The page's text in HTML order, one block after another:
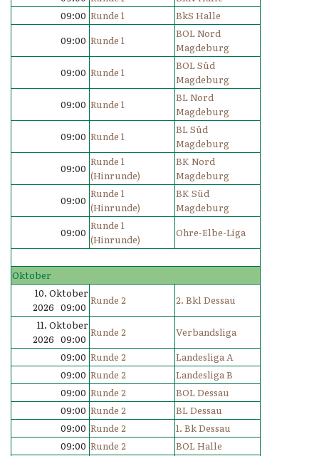
09:00 Runde 1
BkS Halle
09:00 Runde 1
BOL Nord
Magdeburg
09:00 Runde 1
BOL Süd
Magdeburg
09:00 Runde 1
BL Nord
Magdeburg
09:00 Runde 1
BL Süd
Magdeburg
09:00
Runde 1
(Hinrunde)
BK Nord
Magdeburg
09:00
Runde 1
(Hinrunde)
BK Süd
Magdeburg
09:00
Runde 1
(Hinrunde)
Ohre-Elbe-Liga
Oktober
10. Oktober
2026 09:00
Runde 2
2. Bkl Dessau
11. Oktober
2026 09:00
Runde 2
Verbandsliga
09:00 Runde 2
Landesliga A
09:00 Runde 2
Landesliga B
09:00 Runde 2
BOL Dessau
09:00 Runde 2
BL Dessau
09:00 Runde 2
1. Bk Dessau
09:00 Runde 2
BOL Halle